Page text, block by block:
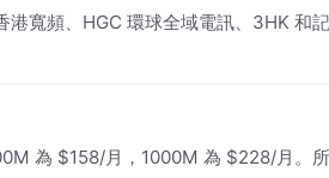
寬頻、HGC 環球全域電訊、3HK 和
為 $158/月，1000M 為 $228/月。